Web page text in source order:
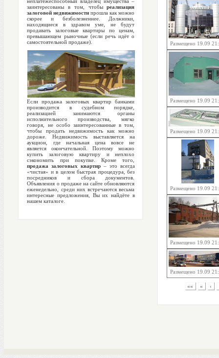
заинтересованы в том, чтобыреализация
залоговой недвижимости прошла как можно
скорее и безболезненнее. Должники,
находящиеся в здравом уме, не будут
продавать залоговые квартиры по ценам,
превышающем рыночные (если речь идёт о
самостоятельной продаже).
Если продажа залоговых квартир банками
производится в судебном порядке,
реализацией занимаются органы
исполнительного производства, мягко
говоря, не особо заинтересованные в том,
чтобы продать недвижимость как можно
дороже. Недвижимость выставляется на
аукцион, где начальная цена вовсе не
является окончательной. Поэтому можно
купить залоговую квартиру и неплохо
сэкономить при покупке. Кроме того,
продажа залоговых квартир – это всегда
«чистая» и в целом быстрая процедура, без
посредников и сбора документов.
Объявления о продаже на сайте обновляются
еженедельно, среди них встречаются весьма
интересные предложения, Вы их найдёте в
нашем каталоге.
Размещено 19.09
Размещено 19.09
Размещено 19.09
Размещено 19.09
Размещено 19.09
Размещено 19.09
«« « ‹